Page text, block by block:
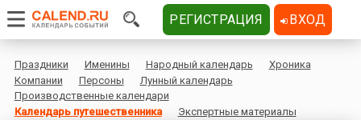
Праздники Именины Народный календарь
Хроника
Компании
Персоны
Лунный календарь
Производственные календари
Календарь путешественника
Экспертные материалы
РЕГИСТРАЦИЯ ВХОД